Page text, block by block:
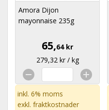
Amora Dijon
mayonnaise 235g
65,64 kr
279,32 kr / kg
inkl. 6% moms
exkl. fraktkostnader